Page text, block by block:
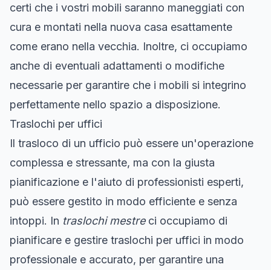
certi che i vostri mobili saranno maneggiati con
cura e montati nella nuova casa esattamente
come erano nella vecchia. Inoltre, ci occupiamo
anche di eventuali adattamenti o modifiche
necessarie per garantire che i mobili si integrino
perfettamente nello spazio a disposizione.
Traslochi per uffici
Il trasloco di un ufficio può essere un'operazione
complessa e stressante, ma con la giusta
pianificazione e l'aiuto di professionisti esperti,
può essere gestito in modo efficiente e senza
intoppi. In traslochi mestreci occupiamo di
pianificare e gestire traslochi per uffici in modo
professionale e accurato, per garantire una